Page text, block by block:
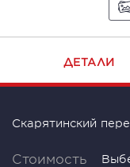
ДЕТАЛИ
Скарятинский
Стоимость